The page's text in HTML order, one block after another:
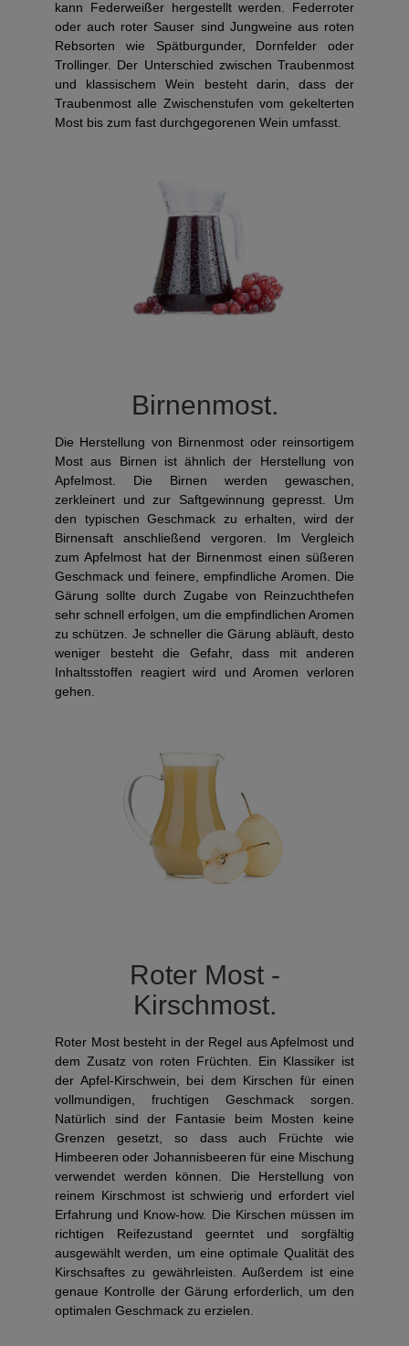
kann Federweißer hergestellt werden. Federroter
oder auch roter Sauser sind Jungweine aus roten
Rebsorten wie Spätburgunder, Dornfelder oder
Trollinger. Der Unterschied zwischen Traubenmost
und klassischem Wein besteht darin, dass der
Traubenmost alle Zwischenstufen vom gekelterten
Most bis zum fast durchgegorenen Wein umfasst.
Birnenmost.
Die Herstellung von Birnenmost oder reinsortigem
Most aus Birnen ist ähnlich der Herstellung von
Apfelmost. Die Birnen werden gewaschen,
zerkleinert und zur Saftgewinnung gepresst. Um
den typischen Geschmack zu erhalten, wird der
Birnensaft anschließend vergoren. Im Vergleich
zum Apfelmost hat der Birnenmost einen süßeren
Geschmack und feinere, empfindliche Aromen. Die
Gärung sollte durch Zugabe von Reinzuchthefen
sehr schnell erfolgen, um die empfindlichen Aromen
zu schützen. Je schneller die Gärung abläuft, desto
weniger besteht die Gefahr, dass mit anderen
Inhaltsstoffen reagiert wird und Aromen verloren
gehen.
Roter Most -
Kirschmost.
Roter Most besteht in der Regel aus Apfelmost und
dem Zusatz von roten Früchten. Ein Klassiker ist
der Apfel-Kirschwein, bei dem Kirschen für einen
vollmundigen, fruchtigen Geschmack sorgen.
Natürlich sind der Fantasie beim Mosten keine
Grenzen gesetzt, so dass auch Früchte wie
Himbeeren oder Johannisbeeren für eine Mischung
verwendet werden können. Die Herstellung von
reinem Kirschmost ist schwierig und erfordert viel
Erfahrung und Know-how. Die Kirschen müssen im
richtigen Reifezustand geerntet und sorgfältig
ausgewählt werden, um eine optimale Qualität des
Kirschsaftes zu gewährleisten. Außerdem ist eine
genaue Kontrolle der Gärung erforderlich, um den
optimalen Geschmack zu erzielen.